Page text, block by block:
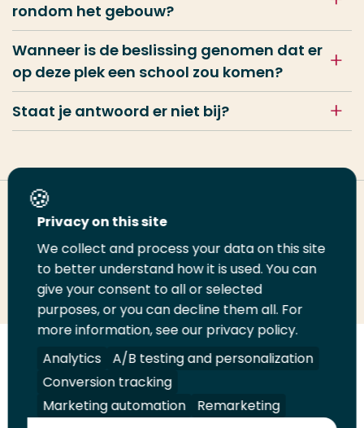
rondom het gebouw?
Wanneer is de beslissing genomen dat er
op deze plek een school zou komen?
Staat je antwoord er niet bij?
Deel deze pagina
Deel
LinkedIn
Deel
op
Twitter
Deel
op
Facebook
Email
deze
pagina
Print
deze
pagina
Volg
ons
op
LinkedIn
Volg
ons
op
Facebook
Volg
ons
op
YouTube
Volg
ons
op
Instagram
Juridisch Security A-Z Index
Contact
Privacy on this site
We collect and process your data on this site
to better understand how it is used. You can
give your consent to all or selected
purposes, or you can decline them all. For
more information, see our privacy policy.
Analytics
A/B testing and personalization
Conversion tracking
Marketing automation
Remarketing